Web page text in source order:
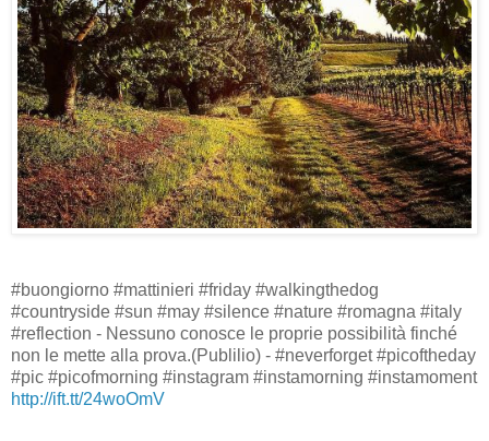
#buongiorno #mattinieri #friday #walkingthedog
#countryside #sun #may #silence #nature #romagna #italy
#reflection - Nessuno conosce le proprie possibilità finché
non le mette alla prova.(Publilio) - #neverforget #picoftheday
#pic #picofmorning #instagram #instamorning #instamoment
http://ift.tt/24woOmV